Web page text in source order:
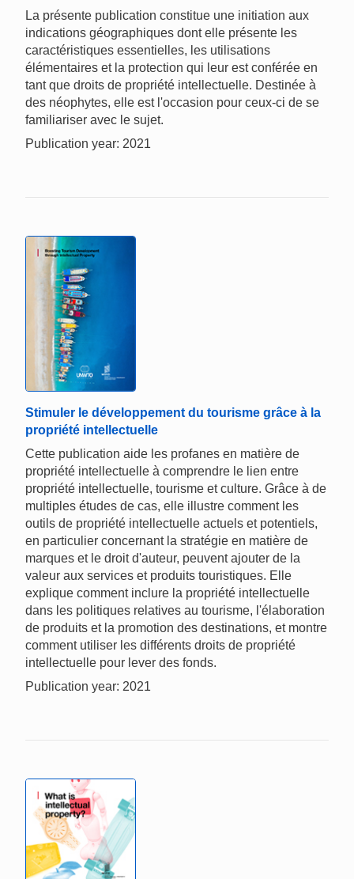
La présente publication constitue une initiation aux
indications géographiques dont elle présente les
caractéristiques essentielles, les utilisations
élémentaires et la protection qui leur est conférée en
tant que droits de propriété intellectuelle. Destinée à
des néophytes, elle est l'occasion pour ceux-ci de se
familiariser avec le sujet.
Publication year: 2021
Stimuler le développement du tourisme grâce à la
propriété intellectuelle
Cette publication aide les profanes en matière de
propriété intellectuelle à comprendre le lien entre
propriété intellectuelle, tourisme et culture. Grâce à de
multiples études de cas, elle illustre comment les
outils de propriété intellectuelle actuels et potentiels,
en particulier concernant la stratégie en matière de
marques et le droit d'auteur, peuvent ajouter de la
valeur aux services et produits touristiques. Elle
explique comment inclure la propriété intellectuelle
dans les politiques relatives au tourisme, l'élaboration
de produits et la promotion des destinations, et montre
comment utiliser les différents droits de propriété
intellectuelle pour lever des fonds.
Publication year: 2021